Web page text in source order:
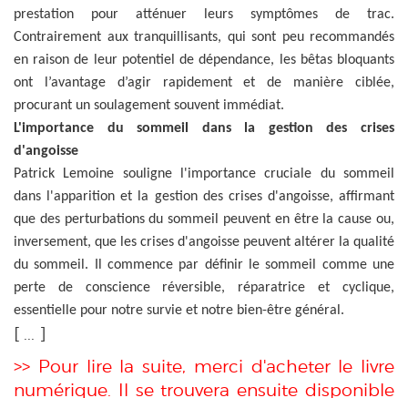
prestation pour atténuer leurs symptômes de trac.
Contrairement aux tranquillisants, qui sont peu recommandés
en raison de leur potentiel de dépendance, les bêtas bloquants
ont l’avantage d’agir rapidement et de manière ciblée,
procurant un soulagement souvent immédiat.
L'importance du sommeil dans la gestion des crises
d'angoisse
Patrick Lemoine souligne l'importance cruciale du sommeil
dans l'apparition et la gestion des crises d'angoisse, affirmant
que des perturbations du sommeil peuvent en être la cause ou,
inversement, que les crises d'angoisse peuvent altérer la qualité
du sommeil. Il commence par définir le sommeil comme une
perte de conscience réversible, réparatrice et cyclique,
essentielle pour notre survie et notre bien-être général.
[ ... ]
>> Pour lire la suite, merci d'acheter le livre
numérique. Il se trouvera ensuite disponible